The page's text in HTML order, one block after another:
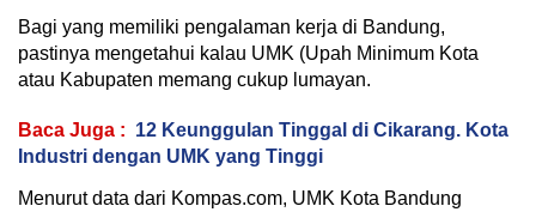
Bagi yang memiliki pengalaman kerja di Bandung,
pastinya mengetahui kalau UMK (Upah Minimum Kota
atau Kabupaten memang cukup lumayan.
Baca Juga : 12 Keunggulan Tinggal di Cikarang. Kota
Industri dengan UMK yang Tinggi
Menurut data dari Kompas.com, UMK Kota Bandung